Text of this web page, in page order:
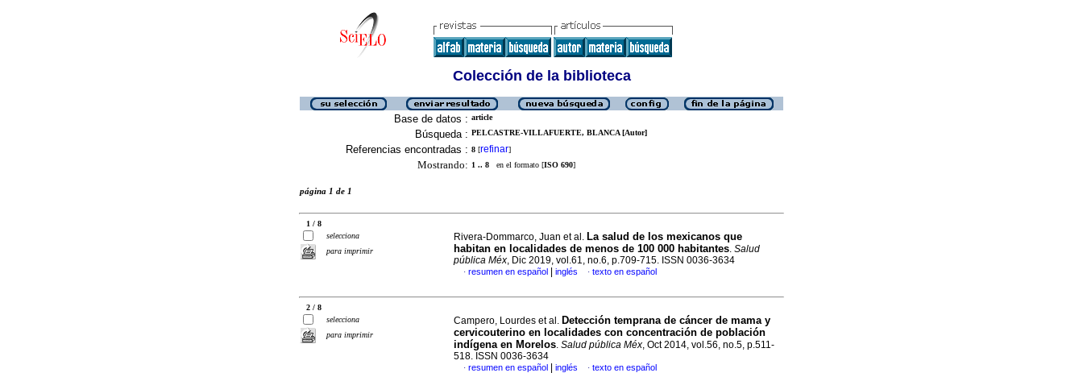
Colección de la biblioteca
Base de datos : article
Búsqueda : PELCASTRE-VILLAFUERTE, BLANCA [Autor]
Referencias encontradas : 8 [refinar]
Mostrando: 1 .. 8 en el formato [ISO 690]
página 1 de 1
1 / 8
selecciona
para imprimir
Rivera-Dommarco, Juan et al. La salud de los mexicanos que
habitan en localidades de menos de 100 000 habitantes. Salud
pública Méx, Dic 2019, vol.61, no.6, p.709-715. ISSN 0036-3634
· resumen en español inglés · texto en español
2 / 8
selecciona
para imprimir
Campero, Lourdes et al. Detección temprana de cáncer de mama y
cervicouterino en localidades con concentración de población
indígena en Morelos. Salud pública Méx, Oct 2014, vol.56, no.5, p.511-
518. ISSN 0036-3634
· resumen en español inglés · texto en español